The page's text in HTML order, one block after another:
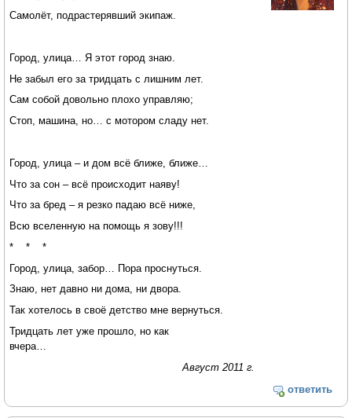
Самолёт, подрастерявший экипаж.
Город, улица… Я этот город знаю.
Не забыл его за тридцать с лишним лет.
Сам собой довольно плохо управляю;
Стоп, машина, но… с мотором сладу нет.
Город, улица – и дом всё ближе, ближе…
Что за сон – всё происходит наяву!
Что за бред – я резко падаю всё ниже,
Всю вселенную на помощь я зову!!!
* * *
Город, улица, забор… Пора проснуться.
Знаю, нет давно ни дома, ни двора.
Так хотелось в своё детство мне вернуться.
Тридцать лет уже прошло, но как
вчера…
Август 2011 г.
ответить